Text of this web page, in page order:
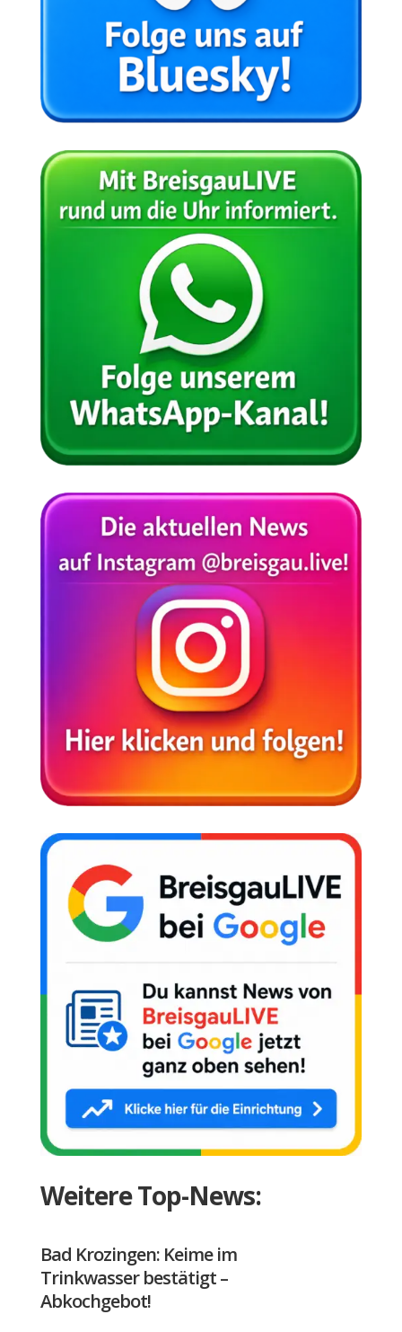
Weitere Top-News:
Bad Krozingen: Keime im
Trinkwasser bestätigt –
Abkochgebot!